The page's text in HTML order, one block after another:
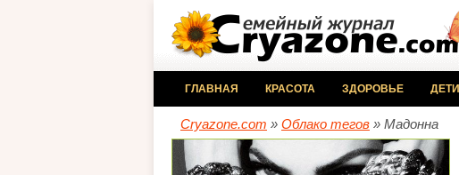
ГЛАВНАЯ КРАСОТА ЗДОРОВЬЕ ДЕТИ
Cryazone.com » Облако тегов » Мадонна